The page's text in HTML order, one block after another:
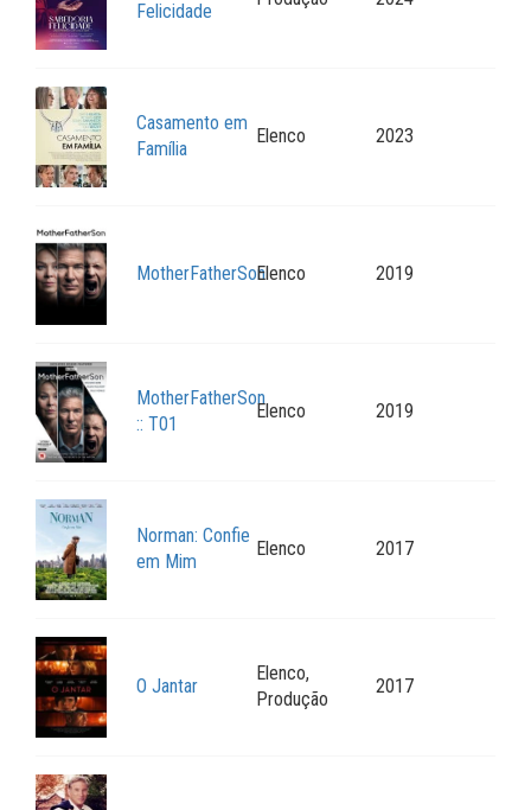
Felicidade
Casamento em
Família
Elenco 2023
MotherFatherSonElenco 2019
MotherFatherSon
:: T01
Elenco 2019
Norman: Confie
em Mim
Elenco 2017
O Jantar
Elenco,
Produção
2017